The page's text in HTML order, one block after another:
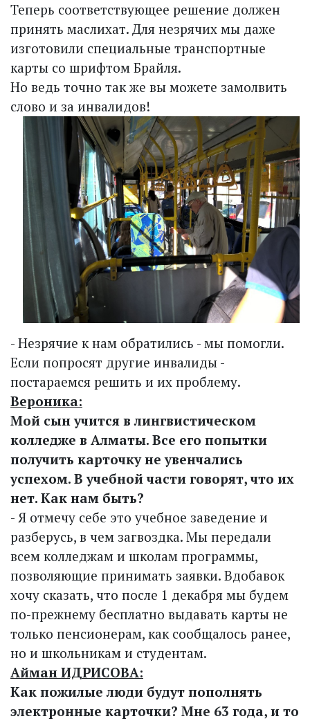
Теперь соответствующее решение должен
принять маслихат. Для незрячих мы даже
изготовили специальные транспортные
карты со шрифтом Брайля.
Но ведь точно так же вы можете замолвить
слово и за инвалидов!
- Незрячие к нам обратились - мы помогли.
Если попросят другие инвалиды -
постараемся решить и их проблему.
Вероника:
Мой сын учится в лингвистическом
колледже в Алматы. Все его попытки
получить карточку не увенчались
успехом. В учебной части говорят, что их
нет. Как нам быть?
- Я отмечу себе это учебное заведение и
разберусь, в чем загвоздка. Мы передали
всем колледжам и школам программы,
позволяющие принимать заявки. Вдобавок
хочу сказать, что после 1 декабря мы будем
по-прежнему бесплатно выдавать карты не
только пенсионерам, как сообщалось ранее,
но и школьникам и студентам.
Айман ИДРИСОВА:
Как пожилые люди будут пополнять
электронные карточки? Мне 63 года, и то